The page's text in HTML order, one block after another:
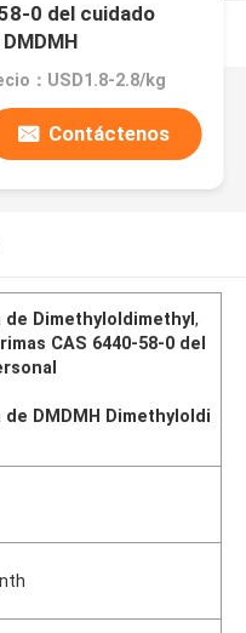
0 del cuidado
：USD1.8-2.8/kg
Contáctenos
de Dimethyloldimethyl,
CAS 6440-58-0 del
DMDMH Dimethyloldi